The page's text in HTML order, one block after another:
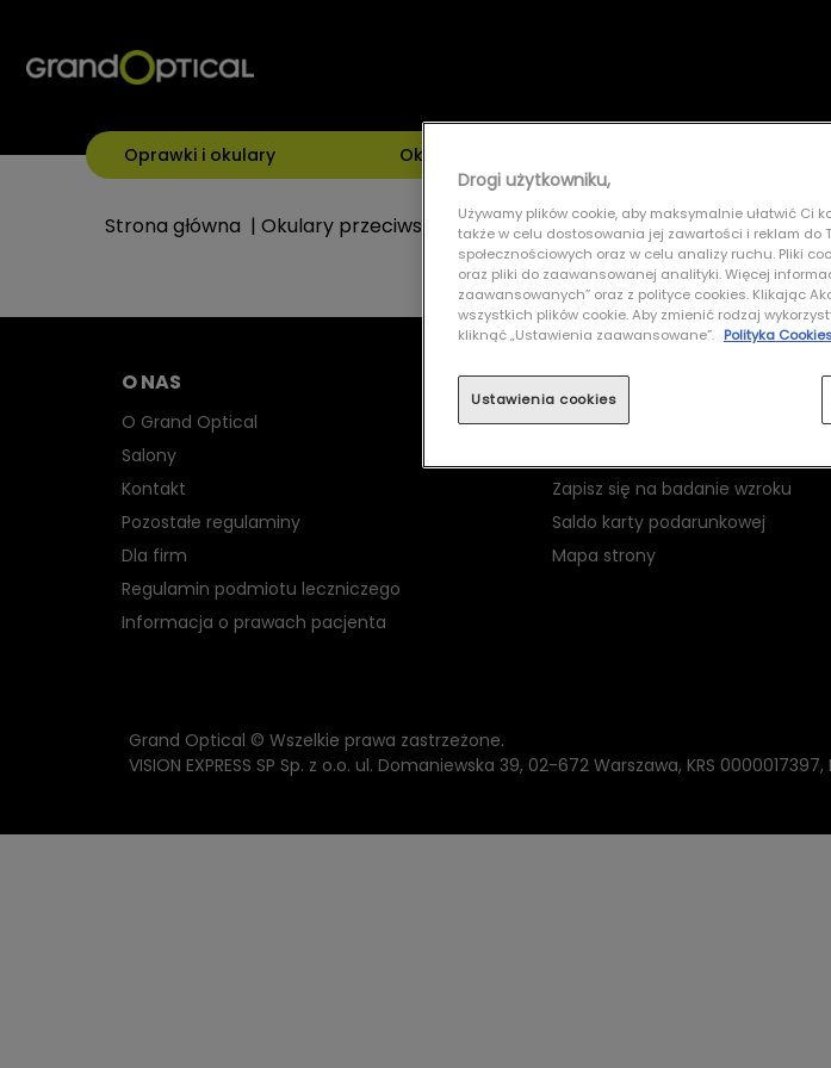
Oprawki i okulary Okulary przeciwsłoneczne
Strona główna | Okulary przeciwsłoneczne|RALPH 0RA5267 58418G
O NAS
O Grand Optical
Salony
Kontakt
Pozostałe regulaminy
Dla firm
Regulamin podmiotu leczniczego
Informacja o prawach pacjenta
MOJE GRAND OPTICAL
Logowanie
Zapisz się na badanie wzroku
Saldo karty podarunkowej
Mapa strony
Grand Optical © Wszelkie prawa zastrzeżone.
VISION EXPRESS SP Sp. z o.o. ul. Domaniewska 39, 02-672 Warszawa, KRS
Drogi użytkowniku,
Używamy plików cookie, aby maksymalnie ułatwić Ci
także w celu dostosowania jej zawartości i reklam do
społecznościowych oraz w celu analizy ruchu. Pliki
oraz pliki do zaawansowanej analityki. Więcej
zaawansowanych” oraz z polityce cookies. Klikając
wszystkich plików cookie. Aby zmienić rodzaj
kliknąć „Ustawienia zaawansowane”. Polityka
Ustawienia cookies